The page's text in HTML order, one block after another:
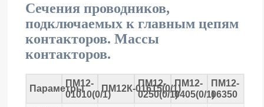
Сечения проводников,
подключаемых к главным цепям
контакторов. Массы
контакторов.
Параметры
ПМ12-
01010(0/1)
ПМ12К-01615(0/1)
ПМ12-
0250(0/1)
ПМ12-
0405(0/1)
ПМ12-
06350